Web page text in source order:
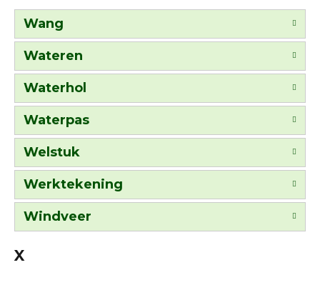
Wang
Wateren
Waterhol
Waterpas
Welstuk
Werktekening
Windveer
X